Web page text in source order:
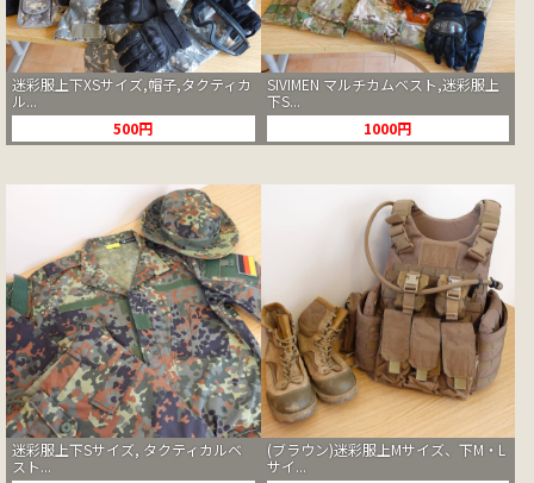
迷彩服上下XSサイズ,帽子,タクティカ
ル...
500円
SIVIMEN マルチカムベスト,迷彩服上
下S...
1000円
迷彩服上下Sサイズ, タクティカルベ
スト...
(ブラウン)迷彩服上Mサイズ、下M・L
サイ...